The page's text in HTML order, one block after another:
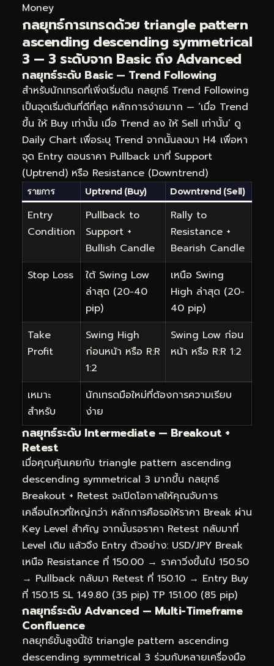
Money
กลยุทธ์การเทรดด้วย triangle pattern
ascending descending symmetrical
3 — 3 ระดับจาก Basic ถึง Advanced
กลยุทธ์ระดับ Basic — Trend Following
สำหรับนักเทรดที่เพิ่งเริ่มต้น กลยุทธ์ Trend Following
เป็นจุดเริ่มต้นที่ดีที่สุด หลักการง่ายมาก — ‘เมื่อ Trend
ขึ้น ให้ Buy เท่านั้น เมื่อ Trend ลง ให้ Sell เท่านั้น’ ดู
Daily Chart เพื่อระบุ Trend จากนั้นลงมา H4 เพื่อหา
จุด Entry ตอนราคา Pullback มาที่ Support
(Uptrend) หรือ Resistance (Downtrend)
รายการ Uptrend (Buy) Downtrend (Sell)
Entry
Condition
Pullback to
Support +
Bullish Candle
Rally to
Resistance +
Bearish Candle
Stop Loss
ใต้ Swing Low
ล่าสุด (20-40
pip)
เหนือ Swing
High ล่าสุด (20-
40 pip)
Take
Profit
Swing High
ก่อนหน้า หรือ R:R
1:2
Swing Low ก่อน
หน้า หรือ R:R 1:2
เหมาะ
สำหรับ
นักเทรดมือใหม่ที่ต้องการความเรียบ
ง่าย
กลยุทธ์ระดับ Intermediate — Breakout +
Retest
เมื่อคุณคุ้นเคยกับ triangle pattern ascending
descending symmetrical 3 มากขึ้น กลยุทธ์
Breakout + Retest จะเปิดโอกาสให้คุณจับการ
เคลื่อนไหวที่ใหญ่กว่า หลักการคือรอให้ราคา Break ผ่าน
Key Level สำคัญ จากนั้นรอราคา Retest กลับมาที่
Level เดิม แล้วจึง Entry ตัวอย่าง: USD/JPY Break
เหนือ Resistance ที่ 150.00 → ราคาวิ่งขึ้นไป 150.50
→ Pullback กลับมา Retest ที่ 150.10 → Entry Buy
ที่ 150.15 SL 149.80 (35 pip) TP 151.00 (85 pip)
กลยุทธ์ระดับ Advanced — Multi-Timeframe
Confluence
กลยุทธ์ขั้นสูงนี้ใช้ triangle pattern ascending
descending symmetrical 3 ร่วมกับหลายเครื่องมือ